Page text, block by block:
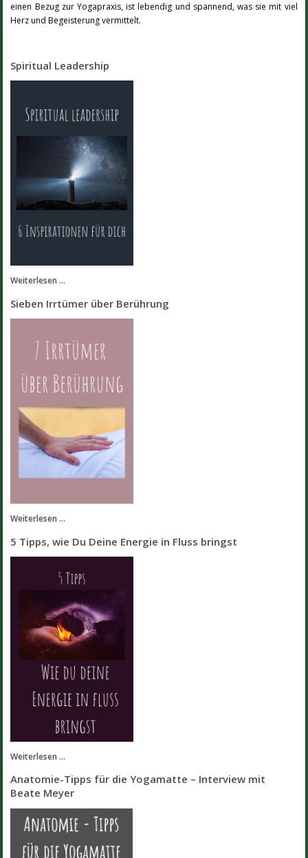
einen Bezug zur Yogapraxis, ist lebendig und spannend, was sie mit viel
Herz und Begeisterung vermittelt.
Spiritual Leadership
Weiterlesen ...
Sieben Irrtümer über Berührung
Weiterlesen ...
5 Tipps, wie Du Deine Energie in Fluss bringst
Weiterlesen ...
Anatomie-Tipps für die Yogamatte – Interview mit
Beate Meyer